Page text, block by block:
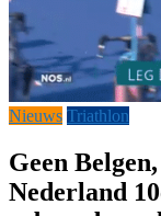
Nieuws Triathlon
Geen
Nederland